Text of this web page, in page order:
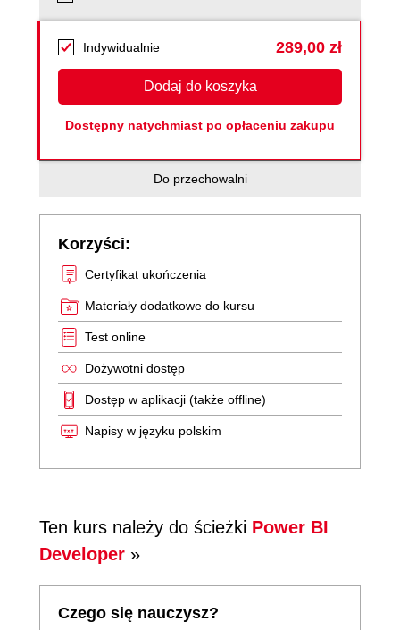
Indywidualnie 289,00 zł
Dodaj do koszyka
Dostępny natychmiast po opłaceniu zakupu
Do przechowalni
Korzyści:
Certyfikat ukończenia
Materiały dodatkowe do kursu
Test online
Dożywotni dostęp
Dostęp w aplikacji (także offline)
Napisy w języku polskim
Ten kurs należy do ścieżki Power BI
Developer »
Czego się nauczysz?